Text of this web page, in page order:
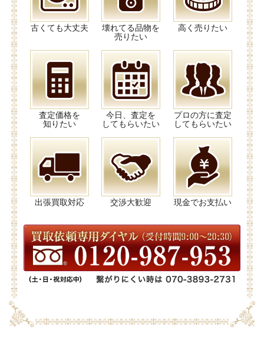
古くても大丈夫
壊れてる品物を
売りたい
高く売りたい
査定価格を
知りたい
今日、査定を
してもらいたい
プロの方に査定
してもらいたい
出張買取対応 交渉大歓迎 現金でお支払い